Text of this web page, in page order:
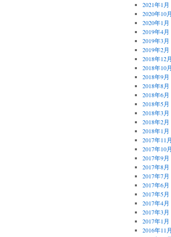
2021年1月
2020年10月
2020年1月
2019年4月
2019年3月
2019年2月
2018年12月
2018年10月
2018年9月
2018年8月
2018年6月
2018年5月
2018年3月
2018年2月
2018年1月
2017年11月
2017年10月
2017年9月
2017年8月
2017年7月
2017年6月
2017年5月
2017年4月
2017年3月
2017年1月
2016年11月